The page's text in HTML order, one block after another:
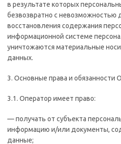
в результате которых
безвозвратно с невозможностью
восстановления содержания
информационной системе
уничтожаются материальные
данных.
3. Основные права и обязанности
3.1. Оператор имеет право:
— получать от субъекта
информацию и/или документы,
данные;